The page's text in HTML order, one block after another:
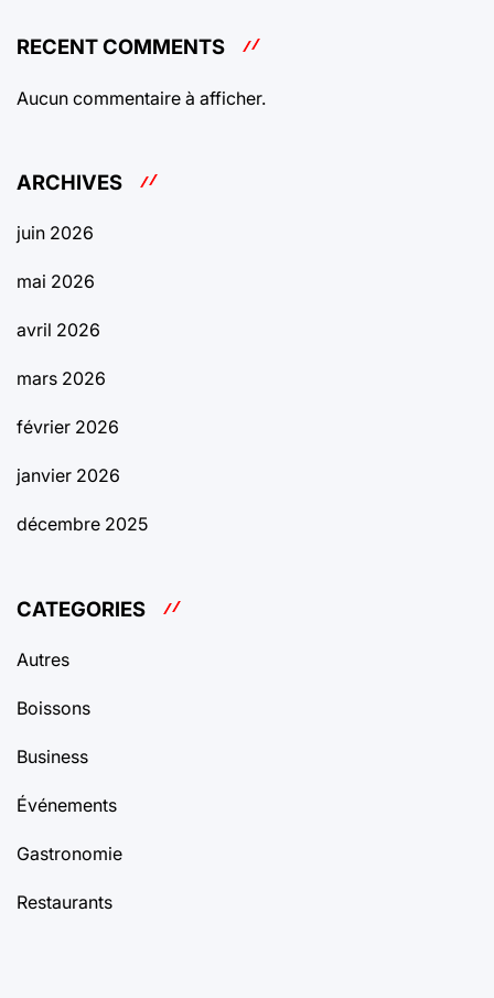
RECENT COMMENTS
Aucun commentaire à afficher.
ARCHIVES
juin 2026
mai 2026
avril 2026
mars 2026
février 2026
janvier 2026
décembre 2025
CATEGORIES
Autres
Boissons
Business
Événements
Gastronomie
Restaurants